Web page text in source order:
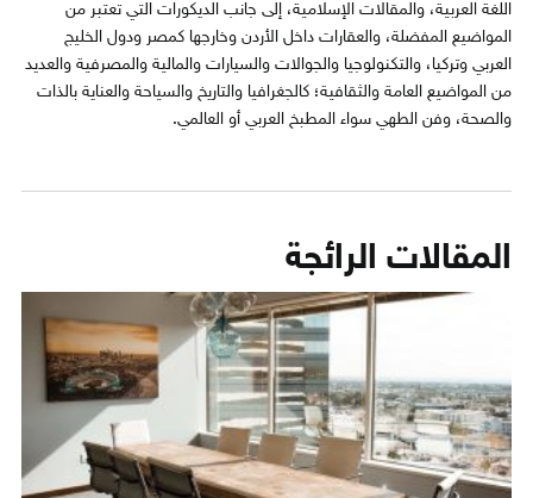
اللغة العربية، والمقالات الإسلامية، إلى جانب الديكورات التي تعتبر من
المواضيع المفضلة، والعقارات داخل الأردن وخارجها كمصر ودول الخليج
العربي وتركيا، والتكنولوجيا والجوالات والسيارات والمالية والمصرفية والعديد
من المواضيع العامة والثقافية؛ كالجغرافيا والتاريخ والسياحة والعناية بالذات
والصحة، وفن الطهي سواء المطبخ العربي أو العالمي.
المقالات الرائجة